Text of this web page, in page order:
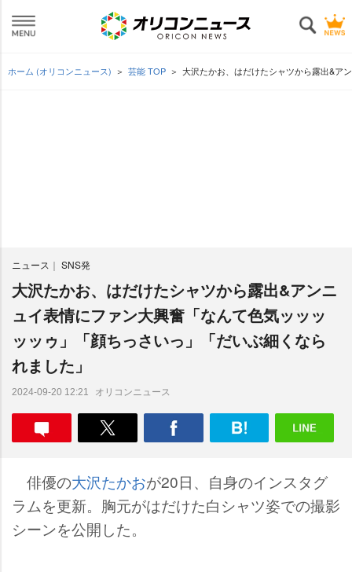
ホーム (オリコンニュース) 芸能 TOP 大沢たかお、はだけたシャツから露出&ア
ニュース SNS発
大沢たかお、はだけたシャツから露出&アンニ
ュイ表情にファン大興奮「なんて色気ッッッ
ッッゥ」「顔ちっさいっ」「だいぶ細くなら
れました」
2024-09-20 12:21 オリコンニュース
俳優の大沢たかおが20日、自身のインスタグ
ラムを更新。胸元がはだけた白シャツ姿での撮影
シーンを公開した。